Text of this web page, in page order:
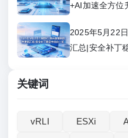
+AI加速全方位
2025年5月22
汇总|安全补丁
关键词
vRLI‌ ESXi